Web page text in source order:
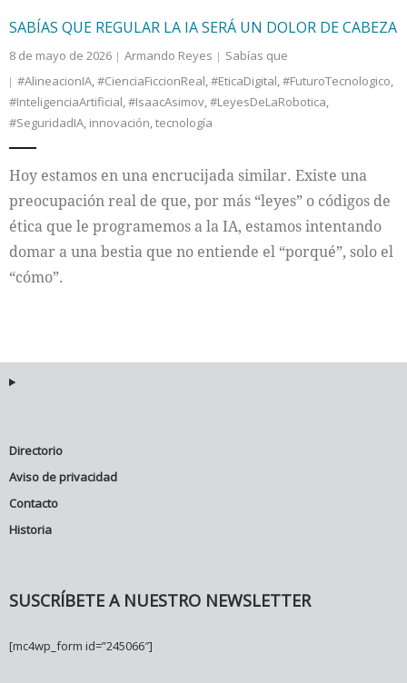
SABÍAS QUE REGULAR LA IA SERÁ UN DOLOR DE CABEZA
8 de mayo de 2026 Armando Reyes
Sabías que
#AlineacionIA,#CienciaFiccionReal,#EticaDigital,#FuturoTecnologico,
#InteligenciaArtificial,#IsaacAsimov,#LeyesDeLaRobotica,
#SeguridadIA, innovación,tecnología
Hoy estamos en una encrucijada similar. Existe una
preocupación real de que, por más “leyes” o códigos de
ética que le programemos a la IA, estamos intentando
domar a una bestia que no entiende el “porqué”, solo el
“cómo”.
Directorio
Aviso de privacidad
Contacto
Historia
SUSCRÍBETE A NUESTRO NEWSLETTER
[mc4wp_form id=”245066″]